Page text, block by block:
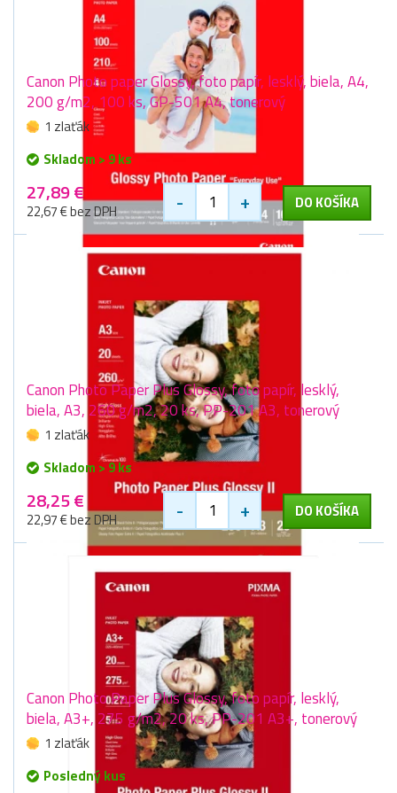
Canon Photo paper Glossy, foto papír, lesklý, biela, A4,
200 g/m2, 100 ks, GP-501 A4, tonerový
1 zlaťák
Skladom > 9 ks
27,89 €
22,67 € bez DPH - + DO KOŠÍKA
Canon Photo Paper Plus Glossy, foto papír, lesklý,
biela, A3, 260 g/m2, 20 ks, PP-201 A3, tonerový
1 zlaťák
Skladom > 9 ks
28,25 €
22,97 € bez DPH - + DO KOŠÍKA
Canon Photo Paper Plus Glossy, foto papír, lesklý,
biela, A3+, 275 g/m2, 20 ks, PP-201 A3+, tonerový
1 zlaťák
Posledný kus